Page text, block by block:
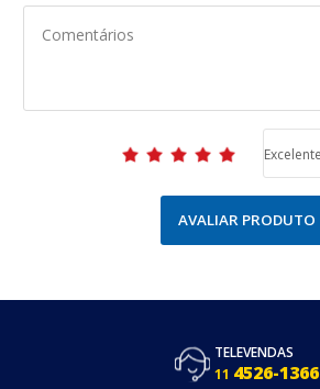
AVALIAR PRODUTO
TELEVENDAS
11 4526-1366